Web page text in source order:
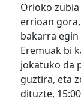
Orioko
errioan
bakarra
Eremuak bi
jokatuko da
guztira, eta
dituzte,